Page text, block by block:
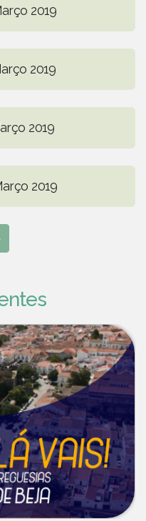
2019
2019
2019
2019